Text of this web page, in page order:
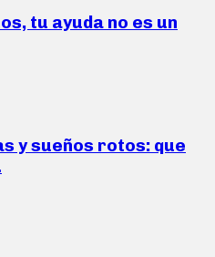
tu ayuda no es un
y sueños rotos: que